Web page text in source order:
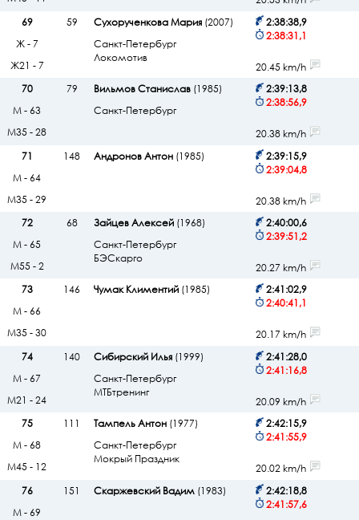
69
59 Сухорученкова Мария(2007)
Санкт-Петербург
Локомотив
2:38:38,9
2:38:31,1
Ж - 7
Ж21 - 7
20.45 km/h
70
79 Вильмов Станислав(1985)
Санкт-Петербург
2:39:13,8
2:38:56,9
М - 63
М35 - 28
20.38 km/h
71
148 Андронов Антон(1985)
2:39:15,9
2:39:04,8
М - 64
М35 - 29
20.38 km/h
72
68 Зайцев Алексей(1968)
Санкт-Петербург
БЭСкарго
2:40:00,6
2:39:51,2
М - 65
М55 - 2
20.27 km/h
73
146 Чумак Климентий(1985)
2:41:02,9
2:40:41,1
М - 66
М35 - 30
20.17 km/h
74
140 Сибирский Илья(1999)
Санкт-Петербург
МТБтренинг
2:41:28,0
2:41:16,8
М - 67
М21 - 24
20.09 km/h
75
111 Тампель Антон(1977)
Санкт-Петербург
Мокрый Праздник
2:42:15,9
2:41:55,9
М - 68
М45 - 12
20.02 km/h
76
151 Скаржевский Вадим(1983)
2:42:18,8
2:41:57,6
М - 69